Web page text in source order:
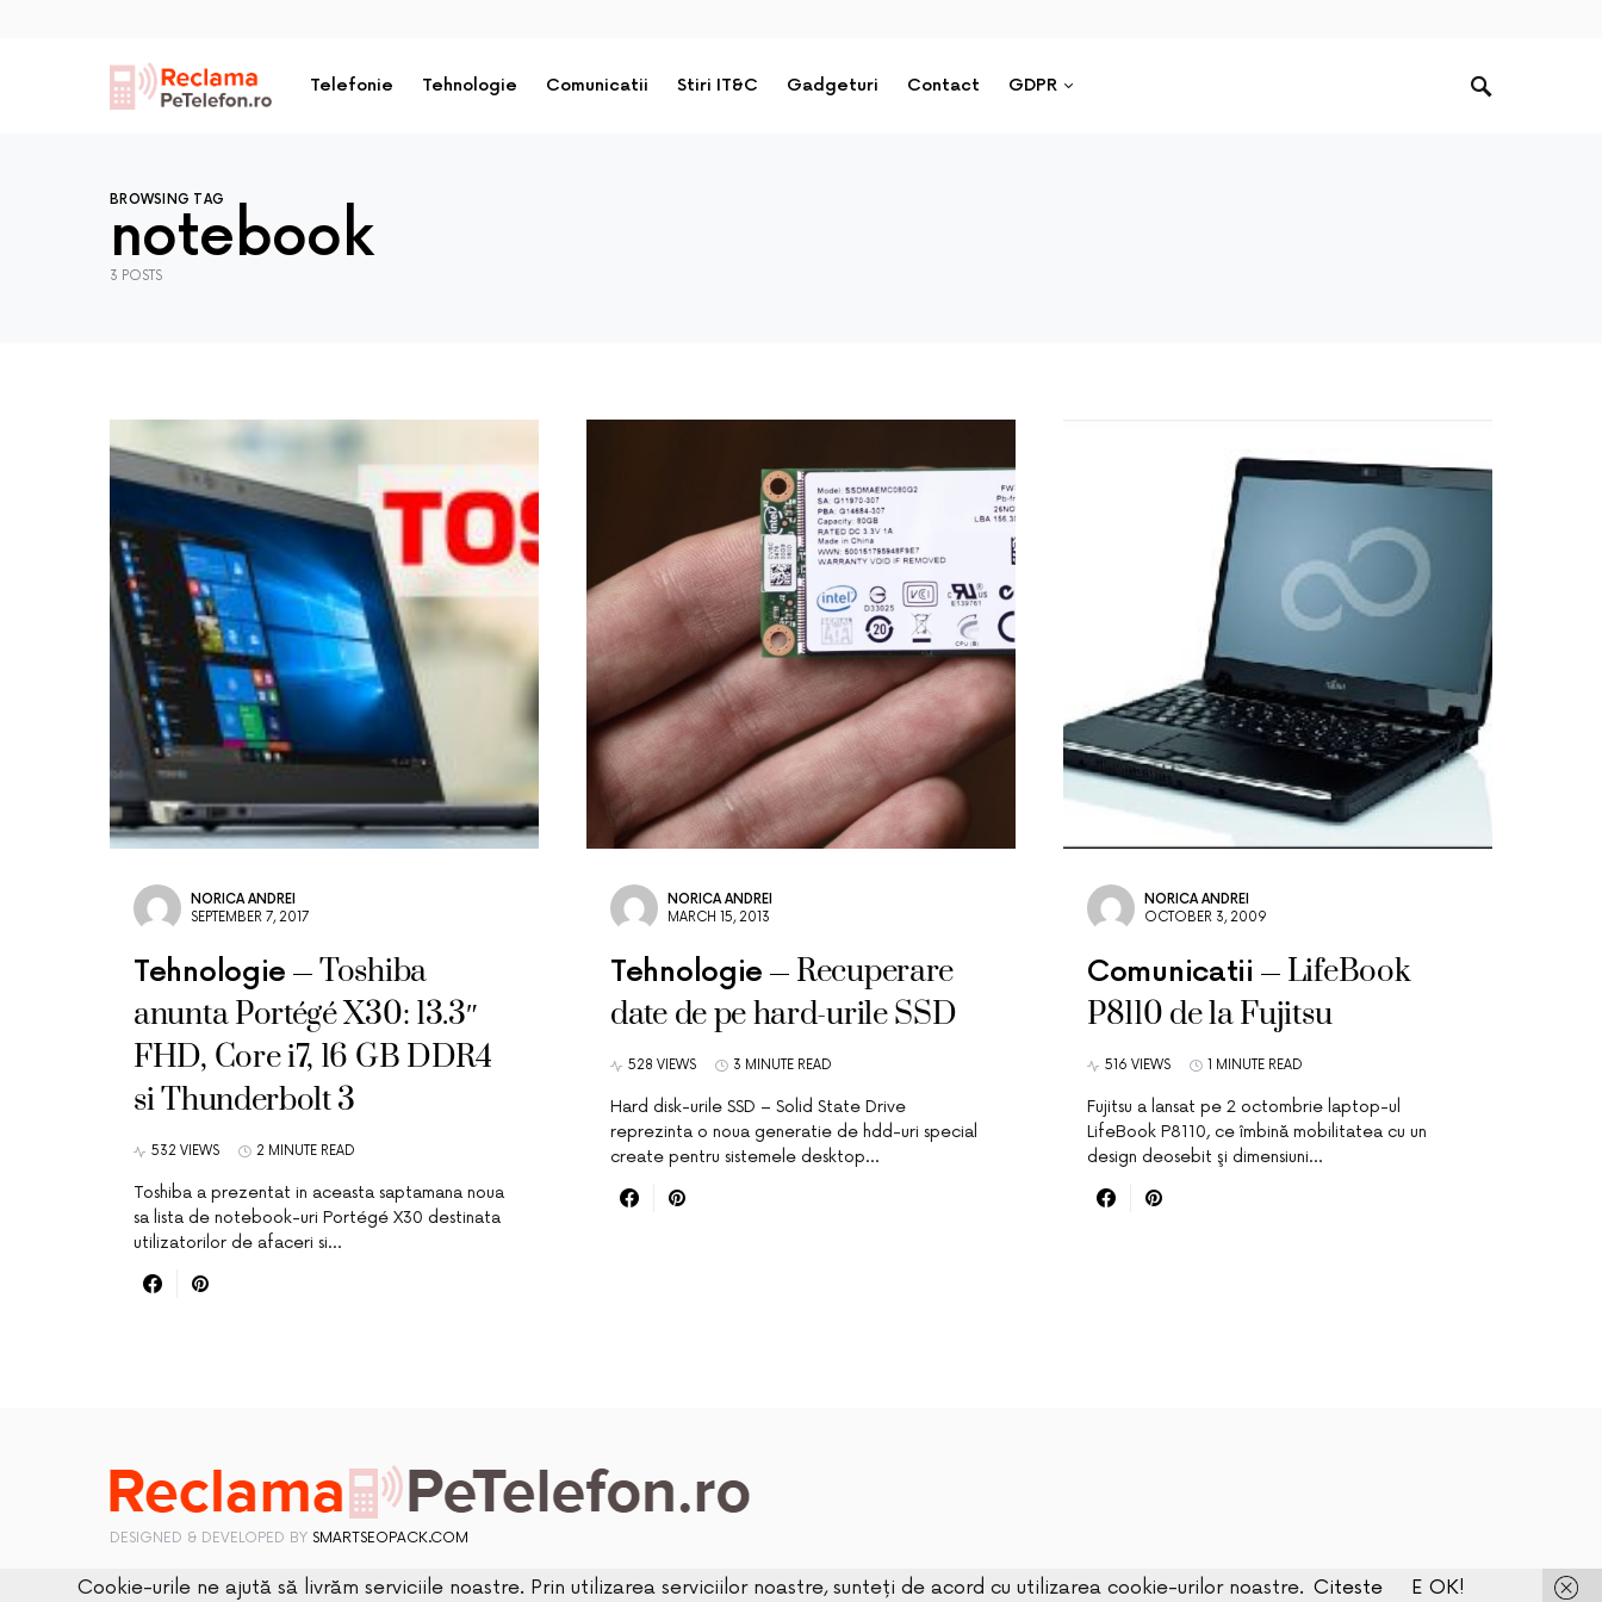
Telefonie Tehnologie Comunicatii Stiri IT&C Gadgeturi Contact GDPR
BROWSING TAG
notebook
3 POSTS
NORICA ANDREI
SEPTEMBER 7, 2017
Tehnologie
Toshiba
anunta Portégé X30: 13.3″
FHD, Core i7, 16 GB DDR4
si Thunderbolt 3
532 VIEWS 2 MINUTE READ
Toshiba a prezentat in aceasta saptamana noua
sa lista de notebook-uri Portégé X30 destinata
utilizatorilor de afaceri si…
NORICA ANDREI
MARCH 15, 2013
Tehnologie
Recuperare
date de pe hard-urile SSD
528 VIEWS 3 MINUTE READ
Hard disk-urile SSD – Solid State Drive
reprezinta o noua generatie de hdd-uri special
create pentru sistemele desktop…
NORICA ANDREI
OCTOBER 3, 2009
Comunicatii
LifeBook
P8110 de la Fujitsu
516 VIEWS 1 MINUTE READ
Fujitsu a lansat pe 2 octombrie laptop-ul
LifeBook P8110, ce îmbină mobilitatea cu un
design deosebit şi dimensiuni…
DESIGNED & DEVELOPED BY SMARTSEOPACK.COM
Cookie-urile ne ajută să livrăm serviciile noastre. Prin utilizarea serviciilor noastre, sunteți de acord cu utilizarea cookie-urilor noastre. Citeste E OK!